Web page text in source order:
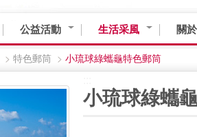
公益活動 生活采風 關
> 特色郵筒 > 小琉球綠蠵龜特色郵筒
小琉球綠蠵